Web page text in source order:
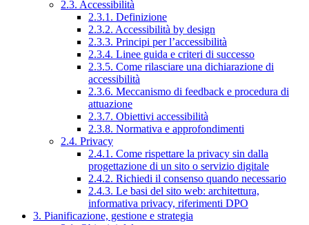
2.3. Accessibilità
2.3.1. Definizione
2.3.2. Accessibilità by design
2.3.3. Principi per l’accessibilità
2.3.4. Linee guida e criteri di successo
2.3.5. Come rilasciare una dichiarazione di
accessibilità
2.3.6. Meccanismo di feedback e procedura di
attuazione
2.3.7. Obiettivi accessibilità
2.3.8. Normativa e approfondimenti
2.4. Privacy
2.4.1. Come rispettare la privacy sin dalla
progettazione di un sito o servizio digitale
2.4.2. Richiedi il consenso quando necessario
2.4.3. Le basi del sito web: architettura,
informativa privacy, riferimenti DPO
3. Pianificazione, gestione e strategia